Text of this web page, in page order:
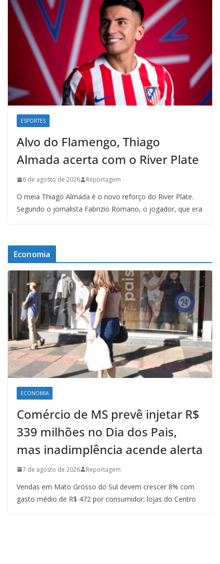
ESPORTES
Alvo do Flamengo, Thiago
Almada acerta com o River Plate
6 de agosto de 2026 Reportagem
O meia Thiago Almada é o novo reforço do River Plate.
Segundo o jornalista Fabrizio Romano, o jogador, que era
Economia
ECONOMIA
Comércio de MS prevê injetar R$
339 milhões no Dia dos Pais,
mas inadimplência acende alerta
7 de agosto de 2026 Reportagem
Vendas em Mato Grosso do Sul devem crescer 8% com
gasto médio de R$ 472 por consumidor; lojas do Centro